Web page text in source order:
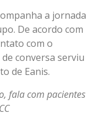
a jornada
De acordo com
com o
conversa serviu
de Eanis.
fala com pacientes